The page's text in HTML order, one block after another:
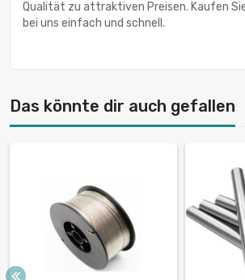
Qualität zu attraktiven Preisen. Kaufen
bei uns einfach und schnell.
Das könnte dir auch gefallen